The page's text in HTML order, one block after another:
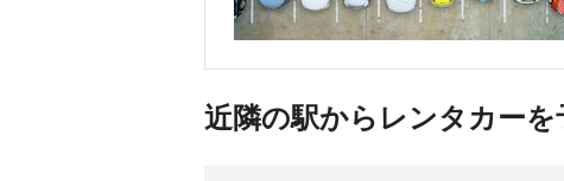
近隣の駅からレンタカーを